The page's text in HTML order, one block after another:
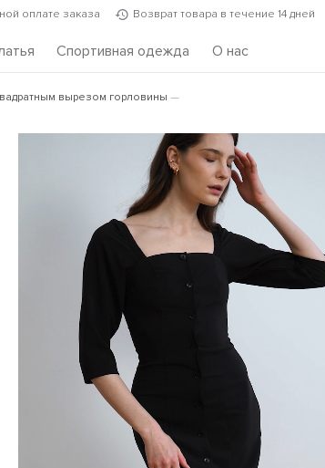
оплате заказа Возврат товара в течение 14 дней
Спортивная одежда О нас
вырезом горловины